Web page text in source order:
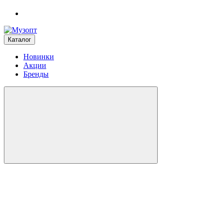
Каталог
Новинки
Акции
Бренды